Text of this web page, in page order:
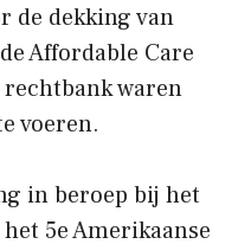
de dekking van
Affordable Care
waren
voeren.
in beroep bij het
5e Amerikaanse